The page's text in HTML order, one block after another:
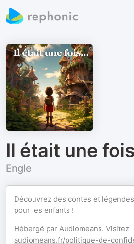
Il était une
Engle
Découvrez des contes et
pour les enfants !
Hébergé par Audiomeans. Visitez
audiomeans.fr/politique-de-